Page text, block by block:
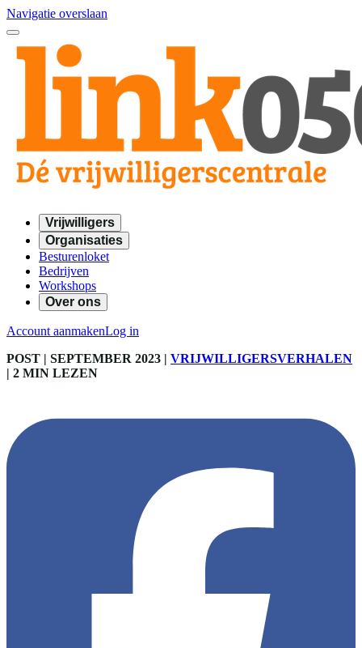
Navigatie overslaan
Vrijwilligers
Organisaties
Besturenloket
Bedrijven
Workshops
Over ons
Account aanmakenLog in
POST | SEPTEMBER 2023 | VRIJWILLIGERSVERHALEN
| 2 MIN LEZEN